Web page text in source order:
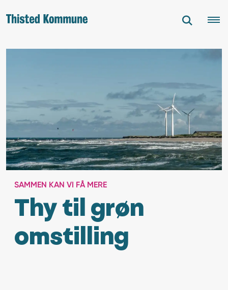
SAMMEN KAN VI FÅ MERE
Thy til grøn
omstilling